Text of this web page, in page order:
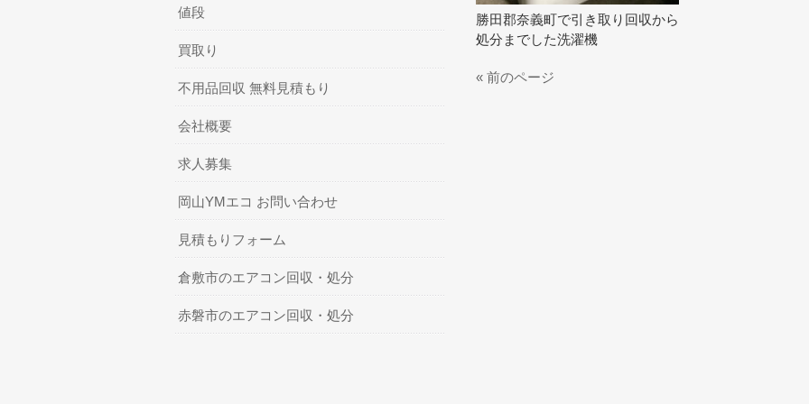
勝田郡奈義町で引き取り回収から
処分までした洗濯機
« 前のページ
値段
買取り
不用品回収 無料見積もり
会社概要
求人募集
岡山YMエコ お問い合わせ
見積もりフォーム
倉敷市のエアコン回収・処分
赤磐市のエアコン回収・処分